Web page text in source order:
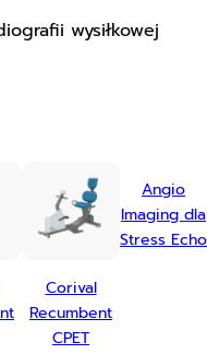
wysiłkowej
Corival
Recumbent
CPET
Angio
Imaging dla
Stress Echo